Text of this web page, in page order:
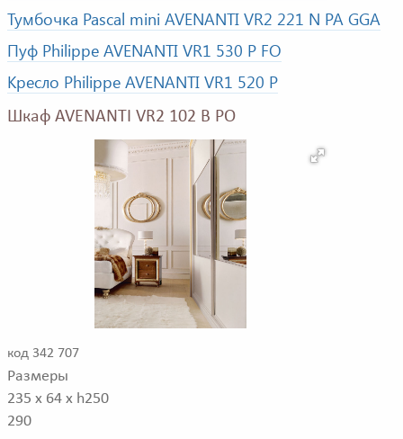
Тумбочка Pascal mini AVENANTI VR2 221 N PA GGA
Пуф Philippe AVENANTI VR1 530 P FO
Кресло Philippe AVENANTI VR1 520 P
Шкаф AVENANTI VR2 102 B PO
код 342 707
Размеры
235 x 64 x h250
290